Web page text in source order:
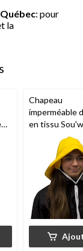
: pour
la
Chapeau
imperméable
en tissu
pour adulte,
unique, jaune